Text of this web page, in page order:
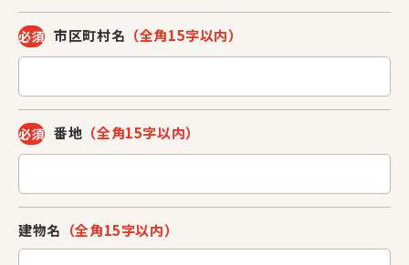
必須 市区町村名 （全角15字以内）
必須 番地 （全角15字以内）
建物名 （全角15字以内）